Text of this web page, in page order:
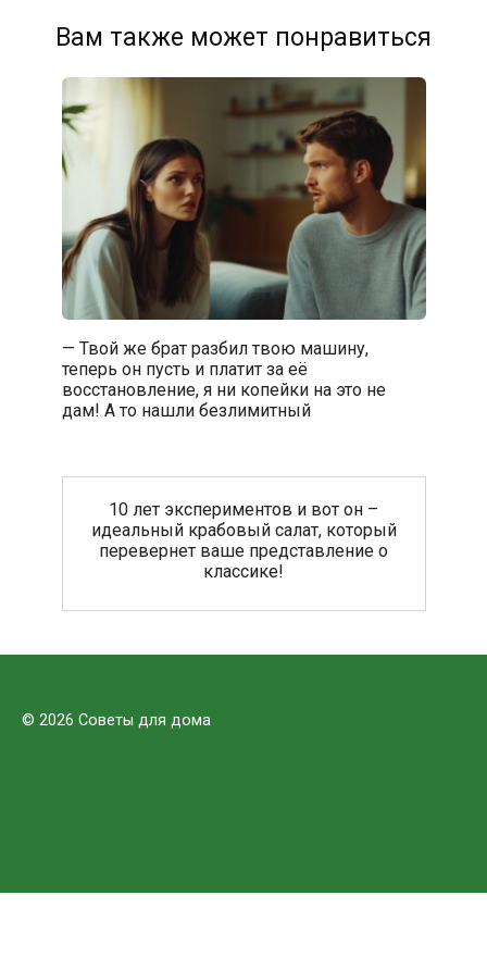
Вам также может понравиться
— Твой же брат разбил твою машину,
теперь он пусть и платит за её
восстановление, я ни копейки на это не
дам! А то нашли безлимитный
10 лет экспериментов и вот он –
идеальный крабовый салат, который
перевернет ваше представление о
классике!
© 2026 Советы для дома